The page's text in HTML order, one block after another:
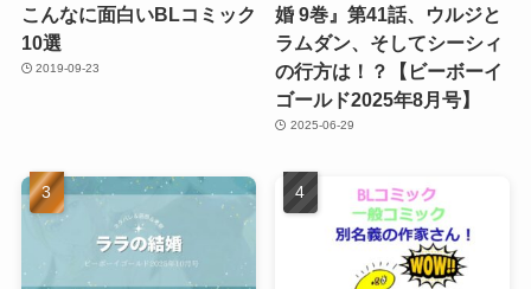
こんなに面白いBLコミック
10選
2019-09-23
婚 9巻』第41話、ウルジと
ラムダン、そしてシーシィ
の行方は！？【ビーボーイ
ゴールド2025年8月号】
2025-06-29